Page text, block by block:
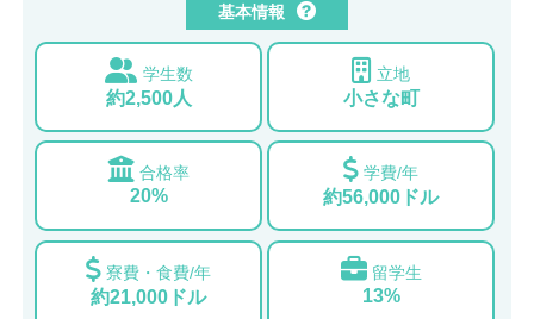
基本情報
学生数
約2,500人
立地
小さな町
合格率
20%
学費/年
約56,000ドル
寮費・食費/年
約21,000ドル
留学生
13%